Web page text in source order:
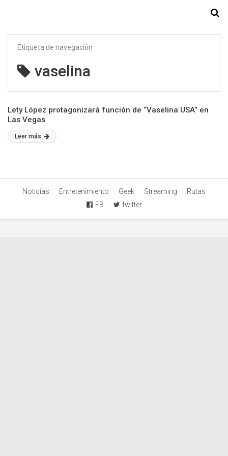
Etiqueta de navegación
vaselina
Lety López protagonizará función de “Vaselina USA” en
Las Vegas
Leer más
Noticias Entretenimiento Geek Streaming
Rutas
FB
twitter